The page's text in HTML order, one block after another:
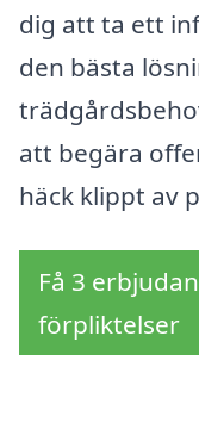
dig att ta ett
den bästa
att begära
häck klippt av
Få 3
förpliktelser